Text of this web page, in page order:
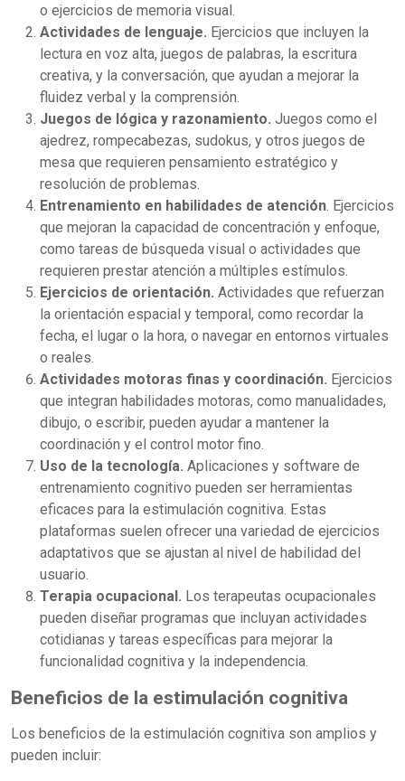
o ejercicios de memoria visual.
Actividades de lenguaje. Ejercicios que incluyen la
lectura en voz alta, juegos de palabras, la escritura
creativa, y la conversación, que ayudan a mejorar la
fluidez verbal y la comprensión.
Juegos de lógica y razonamiento. Juegos como el
ajedrez, rompecabezas, sudokus, y otros juegos de
mesa que requieren pensamiento estratégico y
resolución de problemas.
Entrenamiento en habilidades de atención . Ejercicios
que mejoran la capacidad de concentración y enfoque,
como tareas de búsqueda visual o actividades que
requieren prestar atención a múltiples estímulos.
Ejercicios de orientación. Actividades que refuerzan
la orientación espacial y temporal, como recordar la
fecha, el lugar o la hora, o navegar en entornos virtuales
o reales.
Actividades motoras finas y coordinación. Ejercicios
que integran habilidades motoras, como manualidades,
dibujo, o escribir, pueden ayudar a mantener la
coordinación y el control motor fino.
Uso de la tecnología. Aplicaciones y software de
entrenamiento cognitivo pueden ser herramientas
eficaces para la estimulación cognitiva. Estas
plataformas suelen ofrecer una variedad de ejercicios
adaptativos que se ajustan al nivel de habilidad del
usuario.
Terapia ocupacional. Los terapeutas ocupacionales
pueden diseñar programas que incluyan actividades
cotidianas y tareas específicas para mejorar la
funcionalidad cognitiva y la independencia.
Beneficios de la estimulación cognitiva
Los beneficios de la estimulación cognitiva son amplios y
pueden incluir: